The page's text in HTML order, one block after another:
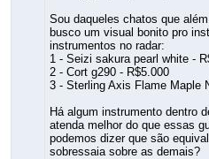
Sou daqueles chatos que
busco um visual bonito pro
instrumentos no radar:
1 - Seizi sakura pearl white -
2 - Cort g290 - R$5.000
3 - Sterling Axis Flame Maple
Há algum instrumento dentro
atenda melhor do que essas
podemos dizer que são
sobressaia sobre as demais?